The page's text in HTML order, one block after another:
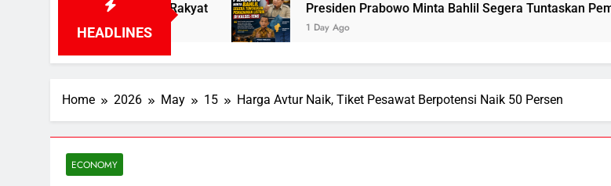
HEADLINES
Presiden Prabowo Minta Bahlil Segera Tuntaskan Pemadaman Listrik di Kalsel-Teng
1 Day Ago
Home 2026 May 15 Harga Avtur Naik, Tiket Pesawat Berpotensi Naik 50 Persen
ECONOMY